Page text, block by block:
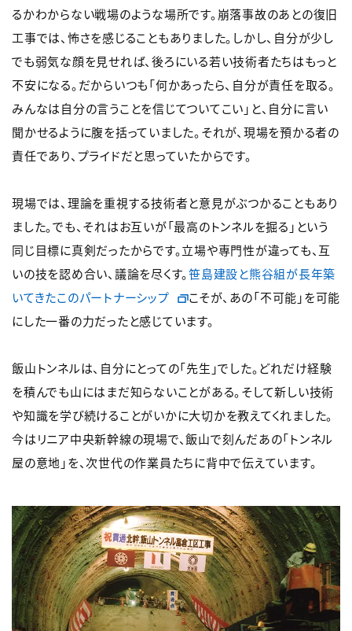
るかわからない戦場のような場所です。崩落事故のあとの復旧
工事では、怖さを感じることもありました。しかし、自分が少し
でも弱気な顔を見せれば、後ろにいる若い技術者たちはもっと
不安になる。だからいつも「何かあったら、自分が責任を取る。
みんなは自分の言うことを信じてついてこい」と、自分に言い
聞かせるように腹を括っていました。それが、現場を預かる者の
責任であり、プライドだと思っていたからです。
現場では、理論を重視する技術者と意見がぶつかることもあり
ました。でも、それはお互いが「最高のトンネルを掘る」という
同じ目標に真剣だったからです。立場や専門性が違っても、互
いの技を認め合い、議論を尽くす。笹島建設と熊谷組が長年築
いてきたこのパートナーシップ
こそが、あの「不可能」を可能
にした一番の力だったと感じています。
飯山トンネルは、自分にとっての「先生」でした。どれだけ経験
を積んでも山にはまだ知らないことがある。そして新しい技術
や知識を学び続けることがいかに大切かを教えてくれました。
今はリニア中央新幹線の現場で、飯山で刻んだあの「トンネル
屋の意地」を、次世代の作業員たちに背中で伝えています。